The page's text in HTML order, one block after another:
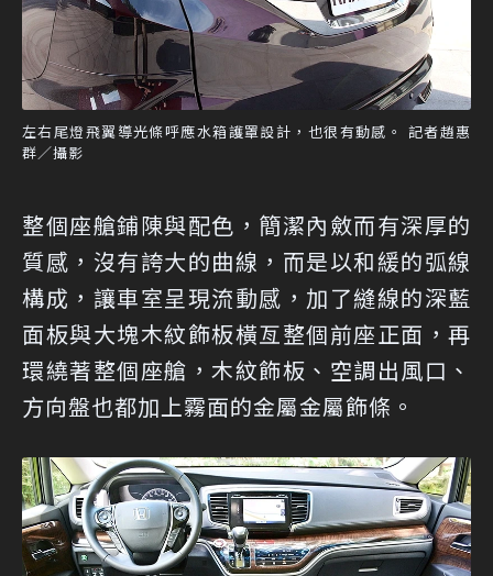
左右尾燈飛翼導光條呼應水箱護罩設計，也很有動感。 記者趙惠
群／攝影
整個座艙鋪陳與配色，簡潔內斂而有深厚的
質感，沒有誇大的曲線，而是以和緩的弧線
構成，讓車室呈現流動感，加了縫線的深藍
面板與大塊木紋飾板橫亙整個前座正面，再
環繞著整個座艙，木紋飾板、空調出風口、
方向盤也都加上霧面的金屬金屬飾條。